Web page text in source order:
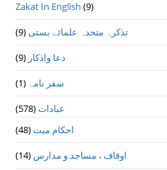
Zakat In English (9)
تذكرہ متحدہ علمائے بستى(9)
دعا واذكار (9)
سفر نامہ (1)
عبادات(578)
احکام میت(48)
اوقاف ، مساجد و مدارس (14)